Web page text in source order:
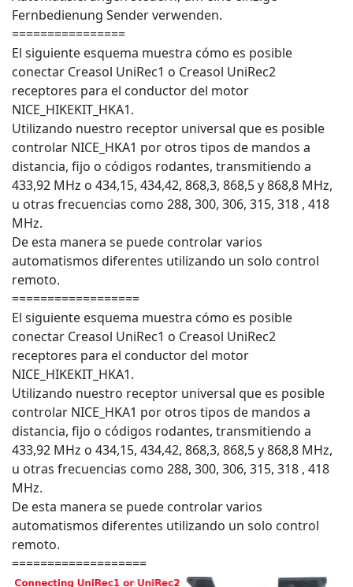
Fernbedienung Sender verwenden.
================
El siguiente esquema muestra cómo es posible
conectar Creasol UniRec1 o Creasol UniRec2
receptores para el conductor del motor
NICE_HIKEKIT_HKA1.
Utilizando nuestro receptor universal que es posible
controlar NICE_HKA1 por otros tipos de mandos a
distancia, fijo o códigos rodantes, transmitiendo a
433,92 MHz o 434,15, 434,42, 868,3, 868,5 y 868,8 MHz,
u otras frecuencias como 288, 300, 306, 315, 318 , 418
MHz.
De esta manera se puede controlar varios
automatismos diferentes utilizando un solo control
remoto.
==================
El siguiente esquema muestra cómo es posible
conectar Creasol UniRec1 o Creasol UniRec2
receptores para el conductor del motor
NICE_HIKEKIT_HKA1.
Utilizando nuestro receptor universal que es posible
controlar NICE_HKA1 por otros tipos de mandos a
distancia, fijo o códigos rodantes, transmitiendo a
433,92 MHz o 434,15, 434,42, 868,3, 868,5 y 868,8 MHz,
u otras frecuencias como 288, 300, 306, 315, 318 , 418
MHz.
De esta manera se puede controlar varios
automatismos diferentes utilizando un solo control
remoto.
===================